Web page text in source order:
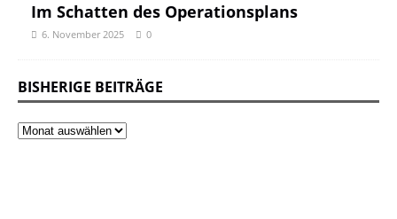
Im Schatten des Operationsplans
6. November 2025 0
BISHERIGE BEITRÄGE